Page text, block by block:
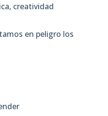
creatividad
en peligro los